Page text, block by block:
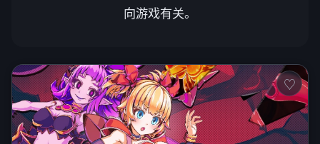
向游戏有关。